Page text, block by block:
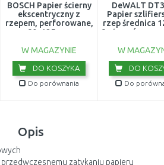
BOSCH Papier ścierny
ekscentryczny z
rzepem, perforowane,
80, 125 mm
W MAGAZYNIE
DO KOSZYKA
Do porównania
DeWALT
Papier
rzep średnica
8 otworów,
W
DO
Do
Opis
zatykaniu papieru